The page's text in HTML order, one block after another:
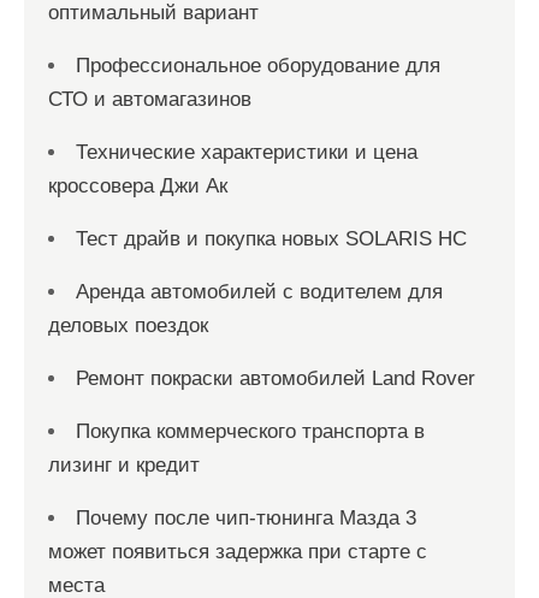
оптимальный вариант
Профессиональное оборудование для
СТО и автомагазинов
Технические характеристики и цена
кроссовера Джи Ак
Тест драйв и покупка новых SOLARIS HC
Аренда автомобилей с водителем для
деловых поездок
Ремонт покраски автомобилей Land Rover
Покупка коммерческого транспорта в
лизинг и кредит
Почему после чип-тюнинга Мазда 3
может появиться задержка при старте с
места